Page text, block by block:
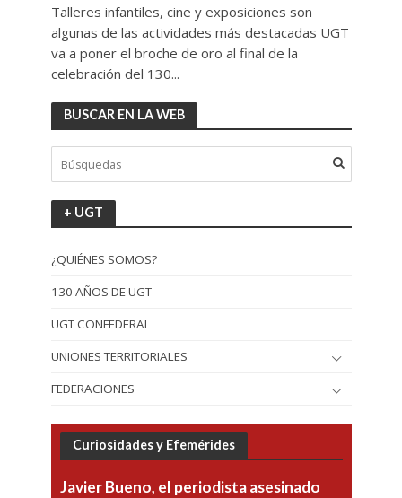
Talleres infantiles, cine y exposiciones son
algunas de las actividades más destacadas UGT
va a poner el broche de oro al final de la
celebración del 130...
BUSCAR EN LA WEB
+ UGT
¿QUIÉNES SOMOS?
130 AÑOS DE UGT
UGT CONFEDERAL
UNIONES TERRITORIALES
FEDERACIONES
Curiosidades y Efemérides
Javier Bueno, el periodista asesinado